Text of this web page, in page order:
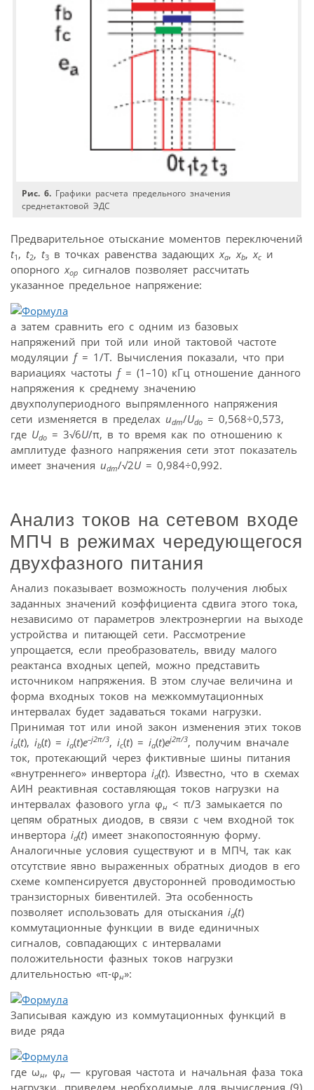
Рис. 6. Графики расчета предельного значения
среднетактовой ЭДС
Предварительное отыскание моментов переключений
t1 , t2, t3 в точках равенства задающих xa, xb, xc и
опорного xор сигналов позволяет рассчитать
указанное предельное напряжение:
а затем сравнить его с одним из базовых
напряжений при той или иной тактовой частоте
модуляции f= 1/T. Вычисления показали, что при
вариациях частоты f= (1–10) кГц отношение данного
напряжения к среднему значению
двухполупериодного выпрямленного напряжения
сети изменяется в пределах udm/Udo = 0,568÷0,573,
где Udo = 3√6U/π, в то время как по отношению к
амплитуде фазного напряжения сети этот показатель
имеет значения udm/√2U= 0,984÷0,992.
Анализ токов на сетевом входе
МПЧ в режимах чередующегося
двухфазного питания
Анализ показывает возможность получения любых
заданных значений коэффициента сдвига этого тока,
независимо от параметров электроэнергии на выходе
устройства и питающей сети. Рассмотрение
упрощается, если преобразователь, ввиду малого
реактанса входных цепей, можно представить
источником напряжения. В этом случае величина и
форма входных токов на межкоммутационных
интервалах будет задаваться токами нагрузки.
Принимая тот или иной закон изменения этих токов
ia(t), ib(t) = ia(t)e–j2π/3, ic(t) = ia(t)ej2π/3, получим вначале
ток, протекающий через фиктивные шины питания
«внутреннего» инвертора id(t). Известно, что в схемах
АИН реактивная составляющая токов нагрузки на
интервалах фазового угла φн < π/3 замыкается по
цепям обратных диодов, в связи с чем входной ток
инвертора id(t) имеет знакопостоянную форму.
Аналогичные условия существуют и в МПЧ, так как
отсутствие явно выраженных обратных диодов в его
схеме компенсируется двусторонней проводимостью
транзисторных бивентилей. Эта особенность
позволяет использовать для отыскания id(t)
коммутационные функции в виде единичных
сигналов, совпадающих с интервалами
положительности фазных токов нагрузки
длительностью «π-φн»:
Записывая каждую из коммутационных функций в
виде ряда
где ωн, φн — круговая частота и начальная фаза тока